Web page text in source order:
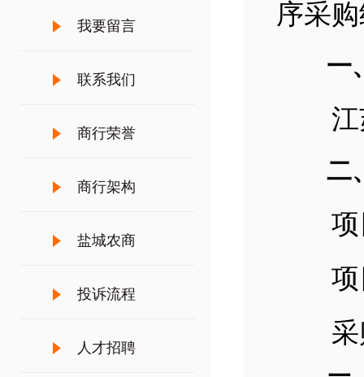
我要留言
联系我们
商行荣誉
商行架构
盐城农商
投诉流程
人才招聘
序采
一、
江苏
二、
项目
项目
采